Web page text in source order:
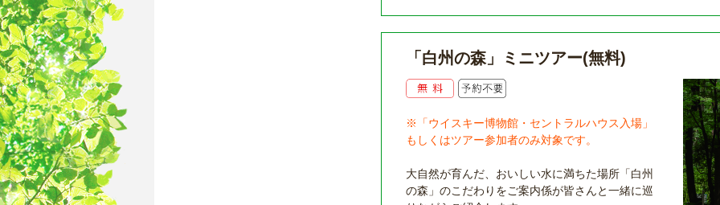
「白州の森」ミニツアー(無料)
※「ウイスキー博物館・セントラルハウス入場」
もしくはツアー参加者のみ対象です。
大自然が育んだ、おいしい水に満ちた場所「白州
の森」のこだわりをご案内係が皆さんと一緒に巡